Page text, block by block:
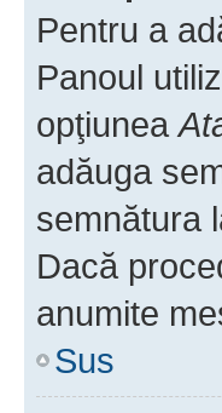
Pentru a
Panoul
opţiunea
adăuga
semnătura
Dacă
anumite
Sus